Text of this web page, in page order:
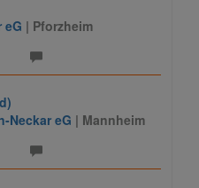
eG | Pforzheim
Neckar eG | Mannheim